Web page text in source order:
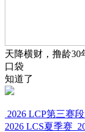
天降横财，撸龄30
口袋
知道了
2026 LCP第三赛段
2026 LCS夏季赛